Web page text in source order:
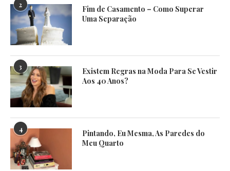
2
Fim de Casamento – Como Superar
Uma Separação
3
Existem Regras na Moda Para Se Vestir
Aos 40 Anos?
4
Pintando, Eu Mesma, As Paredes do
Meu Quarto